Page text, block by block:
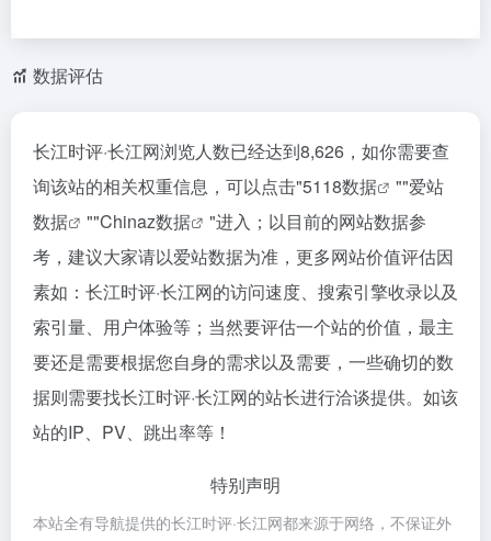
数据评估
长江时评·长江网浏览人数已经达到8,626，如你需要查
询该站的相关权重信息，可以点击"5118数据 ""爱站
数据
""Chinaz数据
"进入；以目前的网站数据参
考，建议大家请以爱站数据为准，更多网站价值评估因
素如：长江时评·长江网的访问速度、搜索引擎收录以及
索引量、用户体验等；当然要评估一个站的价值，最主
要还是需要根据您自身的需求以及需要，一些确切的数
据则需要找长江时评·长江网的站长进行洽谈提供。如该
站的IP、PV、跳出率等！
特别声明
本站全有导航提供的长江时评·长江网都来源于网络，不保证外